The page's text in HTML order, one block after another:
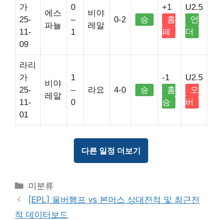
가
25-
11-
09
에스
파뇰
0
–
1
비야
레알
0-2 승
+1
홈
패
U2.5
언
더
라리
가
25-
11-
01
비야
레알
1
–
0
라요 4-0 승
-1
홈
승
U2.5
오
버
다른 일정 더보기
Categories
미분류
[EPL] 울버햄프 vs 본머스 상대전적 및 최근전
적 데이터보드